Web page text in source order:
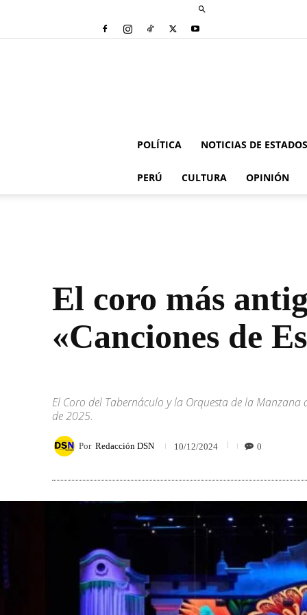
POLÍTICA NOTICIAS DE
PERÚ CULTURA OPINIÓN
El coro más
«Canciones de
El Coro del Tabernáculo y la Orquesta de la
de 2025.
Por Redacción DSN 10/12/2024 0